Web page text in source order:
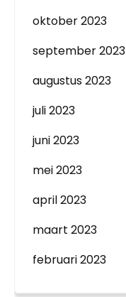
oktober 2023
september 2023
augustus 2023
juli 2023
juni 2023
mei 2023
april 2023
maart 2023
februari 2023